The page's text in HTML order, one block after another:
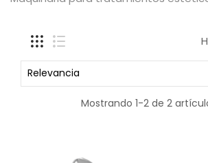
Relevancia
Mostrando 1-2 de 2